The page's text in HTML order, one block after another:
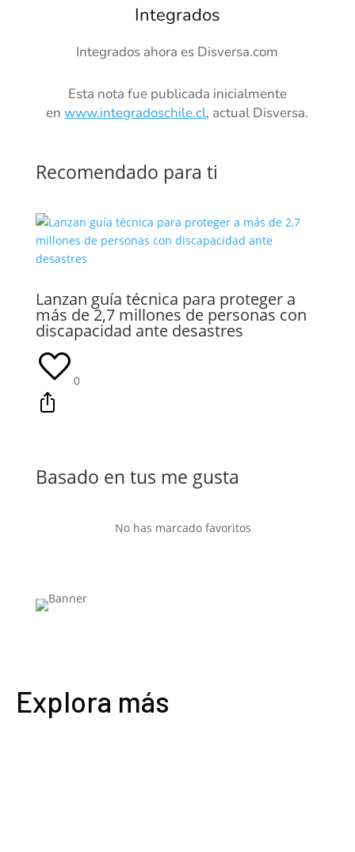
Integrados
Integrados ahora es Disversa.com
Esta nota fue publicada inicialmente
enwww.integradoschile.cl, actual Disversa.
Recomendado para ti
Lanzan guía técnica para proteger a
más de 2,7 millones de personas con
discapacidad ante desastres
0
Basado en tus me gusta
No has marcado favoritos
Explora más